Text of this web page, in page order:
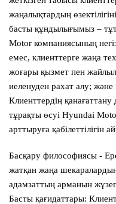
жаңалықтардың
басты құндылығымыз –
Motor компаниясының
емес, клиенттерге жаңа
жоғары қызмет пен
иеленуден рахат алу;
Клиенттердің
тұрақты өсуі Hyundai
арттыруға қабілеттілігін
Басқару философиясы -
жатқан жаңа
адамзаттың арманын
Басты қағидаттары: